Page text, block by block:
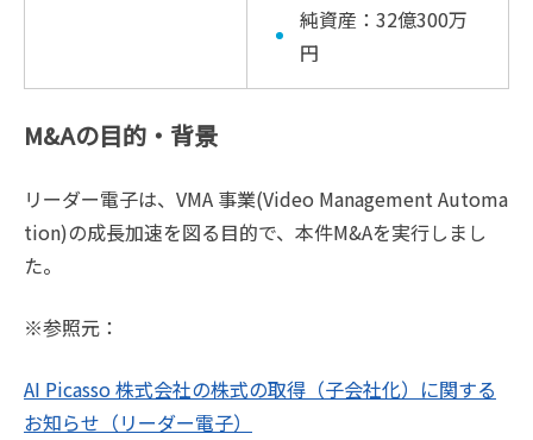
純資産：32億300万
円
M&Aの目的・背景
リーダー電子は、VMA 事業(Video Management Automa
tion)の成長加速を図る目的で、本件M&Aを実行しまし
た。
※参照元：
AI Picasso 株式会社の株式の取得（子会社化）に関する
お知らせ（リーダー電子）